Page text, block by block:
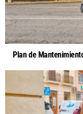
Plan de